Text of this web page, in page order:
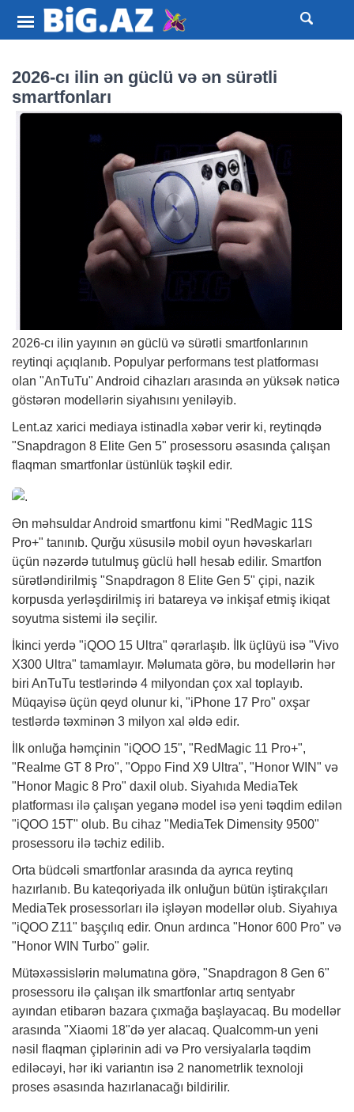
2026-cı ilin ən güclü və ən sürətli
smartfonları
2026-cı ilin yayının ən güclü və sürətli smartfonlarının
reytinqi açıqlanıb. Populyar performans test platforması
olan "AnTuTu" Android cihazları arasında ən yüksək nəticə
göstərən modellərin siyahısını yeniləyib.
Lent.az xarici mediaya istinadla xəbər verir ki, reytinqdə
"Snapdragon 8 Elite Gen 5" prosessoru əsasında çalışan
flaqman smartfonlar üstünlük təşkil edir.
Ən məhsuldar Android smartfonu kimi "RedMagic 11S
Pro+" tanınıb. Qurğu xüsusilə mobil oyun həvəskarları
üçün nəzərdə tutulmuş güclü həll hesab edilir. Smartfon
sürətləndirilmiş "Snapdragon 8 Elite Gen 5" çipi, nazik
korpusda yerləşdirilmiş iri batareya və inkişaf etmiş ikiqat
soyutma sistemi ilə seçilir.
İkinci yerdə "iQOO 15 Ultra" qərarlaşıb. İlk üçlüyü isə "Vivo
X300 Ultra" tamamlayır. Məlumata görə, bu modellərin hər
biri AnTuTu testlərində 4 milyondan çox xal toplayıb.
Müqayisə üçün qeyd olunur ki, "iPhone 17 Pro" oxşar
testlərdə təxminən 3 milyon xal əldə edir.
İlk onluğa həmçinin "iQOO 15", "RedMagic 11 Pro+",
"Realme GT 8 Pro", "Oppo Find X9 Ultra", "Honor WIN" və
"Honor Magic 8 Pro" daxil olub. Siyahıda MediaTek
platforması ilə çalışan yeganə model isə yeni təqdim edilən
"iQOO 15T" olub. Bu cihaz "MediaTek Dimensity 9500"
prosessoru ilə təchiz edilib.
Orta büdcəli smartfonlar arasında da ayrıca reytinq
hazırlanıb. Bu kateqoriyada ilk onluğun bütün iştirakçıları
MediaTek prosessorları ilə işləyən modellər olub. Siyahıya
"iQOO Z11" başçılıq edir. Onun ardınca "Honor 600 Pro" və
"Honor WIN Turbo" gəlir.
Mütəxəssislərin məlumatına görə, "Snapdragon 8 Gen 6"
prosessoru ilə çalışan ilk smartfonlar artıq sentyabr
ayından etibarən bazara çıxmağa başlayacaq. Bu modellər
arasında "Xiaomi 18"də yer alacaq. Qualcomm-un yeni
nəsil flaqman çiplərinin adi və Pro versiyalarla təqdim
ediləcəyi, hər iki variantın isə 2 nanometrlik texnoloji
proses əsasında hazırlanacağı bildirilir.